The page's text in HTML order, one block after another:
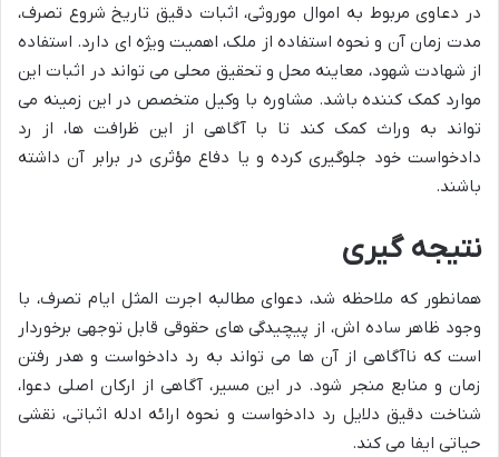
در دعاوی مربوط به اموال موروثی، اثبات دقیق تاریخ شروع تصرف،
مدت زمان آن و نحوه استفاده از ملک، اهمیت ویژه ای دارد. استفاده
از شهادت شهود، معاینه محل و تحقیق محلی می تواند در اثبات این
موارد کمک کننده باشد. مشاوره با وکیل متخصص در این زمینه می
تواند به وراث کمک کند تا با آگاهی از این ظرافت ها، از رد
دادخواست خود جلوگیری کرده و یا دفاع مؤثری در برابر آن داشته
باشند.
نتیجه گیری
همانطور که ملاحظه شد، دعوای مطالبه اجرت المثل ایام تصرف، با
وجود ظاهر ساده اش، از پیچیدگی های حقوقی قابل توجهی برخوردار
است که ناآگاهی از آن ها می تواند به رد دادخواست و هدر رفتن
زمان و منابع منجر شود. در این مسیر، آگاهی از ارکان اصلی دعوا،
شناخت دقیق دلایل رد دادخواست و نحوه ارائه ادله اثباتی، نقشی
حیاتی ایفا می کند.